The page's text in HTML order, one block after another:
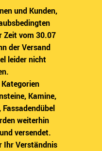
und Kunden,
Zeit vom 30.07
der Versand
leider nicht
Kamine,
weiterhin
versendet.
Ihr Verständnis